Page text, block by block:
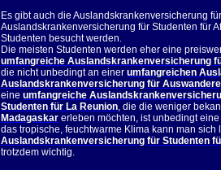
Es gibt auch dieAuslandskrankenversicherung
Auslandskrankenversicherung für Studenten für
Studenten besucht werden.
Die meisten Studenten werden eher eine
umfangreiche Auslandskrankenversicherung
die nicht unbedingt an einerumfangreichen
Auslandskrankenversicherung für
eineumfangreiche
Studenten für La Reunion, die die weniger
Madagaskar erleben möchten, ist unbedingt
das tropische, feuchtwarme Klima kann man
Auslandskrankenversicherung für Studenten
trotzdem wichtig.